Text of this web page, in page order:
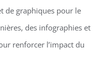
de graphiques pour le
des infographies et
renforcer l’impact du